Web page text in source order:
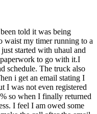
told it was being
waist my timer running to a
started with uhaul and
to go with it.I
schedule. The truck also
i get an email stating I
I was not even registered
so when I finally returned
I feel I am owed some